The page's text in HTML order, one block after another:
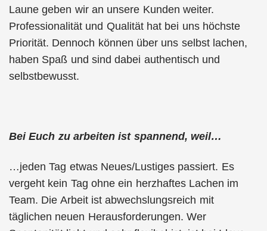
Laune geben wir an unsere Kunden weiter.
Professionalität und Qualität hat bei uns höchste
Priorität. Dennoch können über uns selbst lachen,
haben Spaß und sind dabei authentisch und
selbstbewusst.
Bei Euch zu arbeiten ist spannend, weil…
…jeden Tag etwas Neues/Lustiges passiert. Es
vergeht kein Tag ohne ein herzhaftes Lachen im
Team. Die Arbeit ist abwechslungsreich mit
täglichen neuen Herausforderungen. Wer